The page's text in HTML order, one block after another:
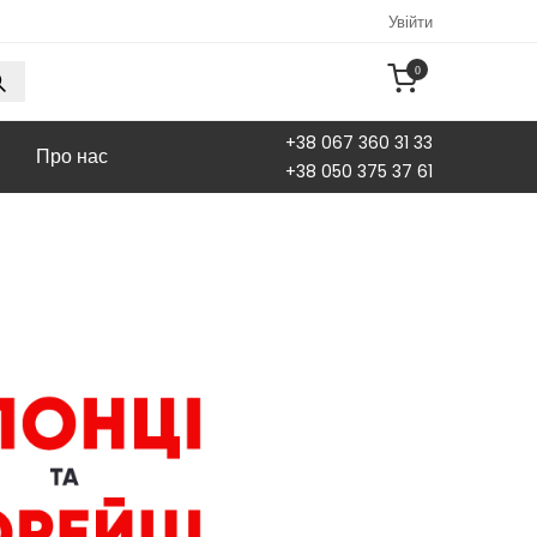
Увійти
0
Про нас
+38 067 360 31 33
+38 050 375 37 61